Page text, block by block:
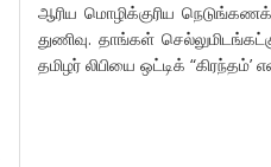
ஆரிய மொழிக்குரிய
துணிவு. தாங்கள்
தமிழர் லிபியை ஒட்டிக் “கிரந்தம்’